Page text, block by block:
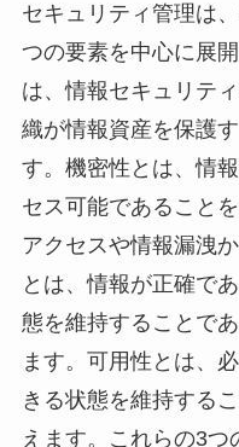
セキュリティ管理は
つの要素を中心に展
は、情報セキュリテ
織が情報資産を保護
す。機密性とは、情
セス可能であること
アクセスや情報漏洩
とは、情報が正確で
態を維持することで
ます。可用性とは、
きる状態を維持する
えます。これらの3